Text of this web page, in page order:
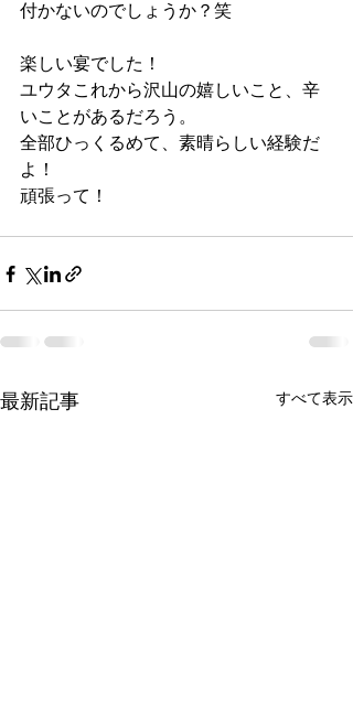
付かないのでしょうか？笑
楽しい宴でした！
ユウタこれから沢山の嬉しいこと、辛
いことがあるだろう。
全部ひっくるめて、素晴らしい経験だ
よ！
頑張って！
最新記事 すべて表示